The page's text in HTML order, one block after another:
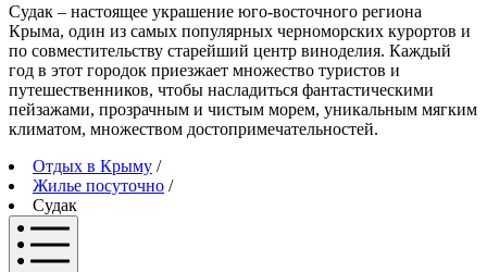
Судак – настоящее украшение юго-восточного региона
Крыма, один из самых популярных черноморских курортов и
по совместительству старейший центр виноделия. Каждый
год в этот городок приезжает множество туристов и
путешественников, чтобы насладиться фантастическими
пейзажами, прозрачным и чистым морем, уникальным мягким
климатом, множеством достопримечательностей.
Отдых в Крыму /
Жилье посуточно /
Судак